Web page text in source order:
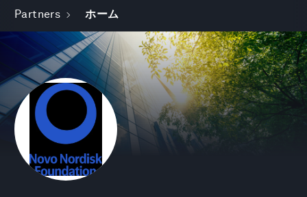
Partners ホーム